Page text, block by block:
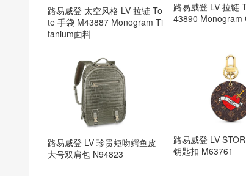
路易威登 太空风格 LV 拉链 To
te 手袋 M43887 Monogram Ti
tanium面料
路易威登 LV 拉链
43890 Monogram
路易威登 LV 珍贵短吻鳄鱼皮
大号双肩包 N94823
路易威登 LV
钥匙扣 M63761